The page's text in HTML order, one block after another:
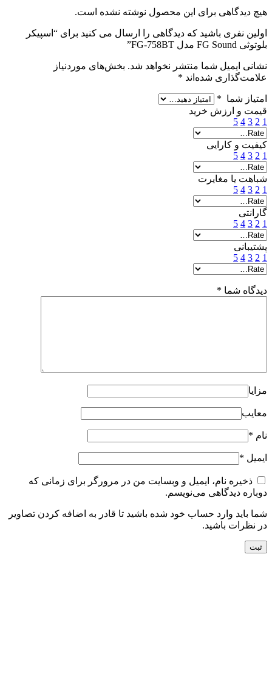
هیچ دیدگاهی برای این محصول نوشته نشده است.
اولین نفری باشید که دیدگاهی را ارسال می کنید برای “اسپیکر
بلوتوثی FG Sound مدل FG-758BT”
نشانی ایمیل شما منتشر نخواهد شد. بخش‌های موردنیاز
علامت‌گذاری شده‌اند *
امتیاز شما *
قیمت و ارزش خرید
1
2
3
4
5
کیفیت و کارایی
1
2
3
4
5
شباهت یا مغایرت
1
2
3
4
5
گارانتی
1
2
3
4
5
پشتیبانی
1
2
3
4
5
دیدگاه شما *
مزایا
معایب
نام *
ایمیل *
ذخیره نام، ایمیل و وبسایت من در مرورگر برای زمانی که
دوباره دیدگاهی می‌نویسم.
شما باید وارد حساب خود شده باشید تا قادر به اضافه کردن تصاویر
در نظرات باشید.